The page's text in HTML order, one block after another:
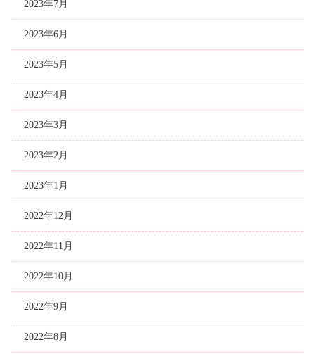
2023年7月
2023年6月
2023年5月
2023年4月
2023年3月
2023年2月
2023年1月
2022年12月
2022年11月
2022年10月
2022年9月
2022年8月